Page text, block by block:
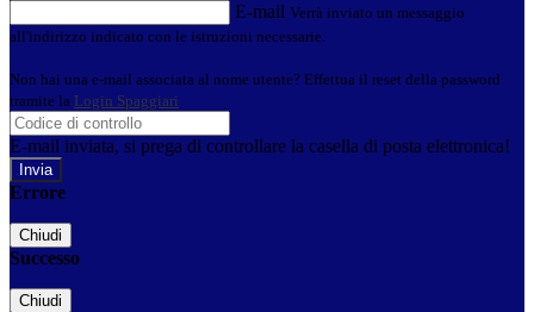
E-mail Verrà inviato un messaggio
all'indirizzo indicato con le istruzioni necessarie.
Non hai una e-mail associata al nome utente? Effettua il reset della password
tramite la Login Spaggiari
E-mail inviata, si prega di controllare la casella di posta elettronica!
Errore
Chiudi
Successo
Chiudi